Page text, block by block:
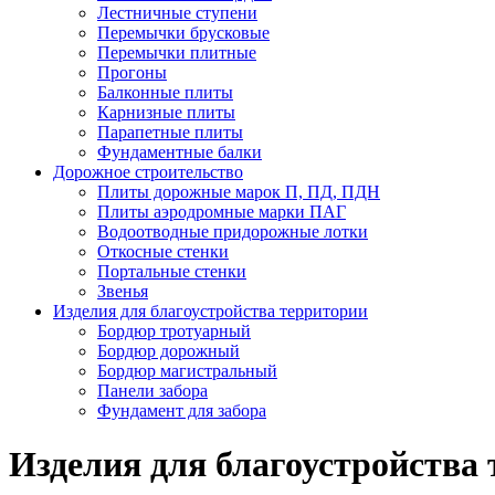
Лестничные ступени
Перемычки брусковые
Перемычки плитные
Прогоны
Балконные плиты
Карнизные плиты
Парапетные плиты
Фундаментные балки
Дорожное строительство
Плиты дорожные марок П, ПД, ПДН
Плиты аэродромные марки ПАГ
Водоотводные придорожные лотки
Откосные стенки
Портальные стенки
Звенья
Изделия для благоустройства территории
Бордюр тротуарный
Бордюр дорожный
Бордюр магистральный
Панели забора
Фундамент для забора
Изделия для